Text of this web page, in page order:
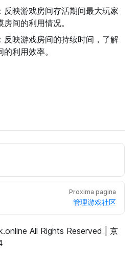
：反映游戏房间存活期间最大玩家
间的利用情况。
：反映游戏房间的持续时间，了解
利用效率。
Proxima pagina
管理游戏社区
All Rights Reserved | 京